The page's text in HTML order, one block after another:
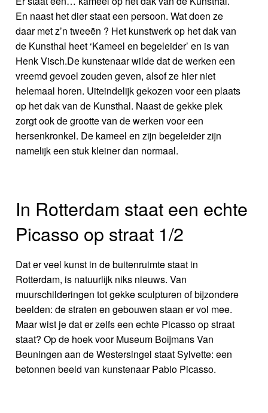
En naast het dier staat een persoon. Wat doen ze
daar met z’n tweeën ? Het kunstwerk op het dak van
de Kunsthal heet ‘Kameel en begeleider’ en is van
Henk Visch.De kunstenaar wilde dat de werken een
vreemd gevoel zouden geven, alsof ze hier niet
helemaal horen. Uiteindelijk gekozen voor een plaats
op het dak van de Kunsthal. Naast de gekke plek
zorgt ook de grootte van de werken voor een
hersenkronkel. De kameel en zijn begeleider zijn
namelijk een stuk kleiner dan normaal.
In Rotterdam staat een echte
Picasso op straat 1/2
Dat er veel kunst in de buitenruimte staat in
Rotterdam, is natuurlijk niks nieuws. Van
muurschilderingen tot gekke sculpturen of bijzondere
beelden: de straten en gebouwen staan er vol mee.
Maar wist je dat er zelfs een echte Picasso op straat
staat? Op de hoek voor Museum Boijmans Van
Beuningen aan de Westersingel staat Sylvette: een
betonnen beeld van kunstenaar Pablo Picasso.